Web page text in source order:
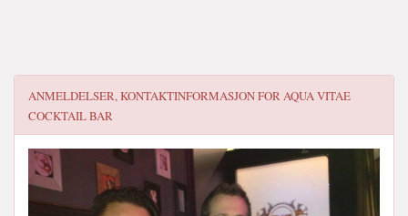
ANMELDELSER, KONTAKTINFORMASJON FORAQUA VITAE
COCKTAIL BAR